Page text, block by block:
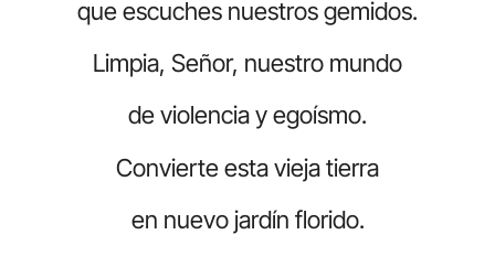
que escuches nuestros gemidos.
Limpia, Señor, nuestro mundo
de violencia y egoísmo.
Convierte esta vieja tierra
en nuevo jardín florido.